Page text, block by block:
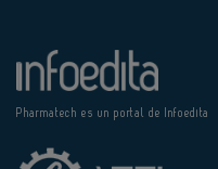
Pharmatech es un portal de Infoedita